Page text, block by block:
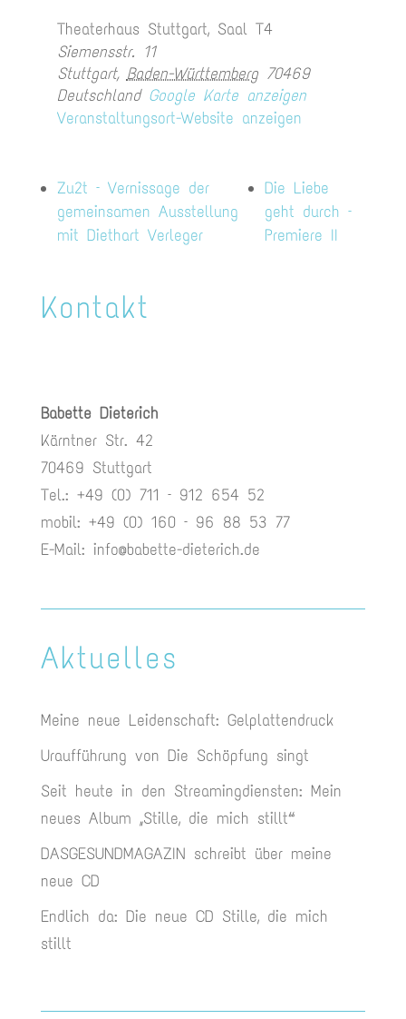
Theaterhaus Stuttgart, Saal T4
Siemensstr. 11
Stuttgart, Baden-Württemberg 70469
Deutschland Google Karte anzeigen
Veranstaltungsort-Website anzeigen
Zu2t – Vernissage der
gemeinsamen Ausstellung
mit Diethart Verleger
Die Liebe
geht durch –
Premiere II
Kontakt
Babette Dieterich
Kärntner Str. 42
70469 Stuttgart
Tel.: +49 (0) 711 – 912 654 52
mobil: +49 (0) 160 – 96 88 53 77
E-Mail: info@babette-dieterich.de
Aktuelles
Meine neue Leidenschaft: Gelplattendruck
Uraufführung von Die Schöpfung singt
Seit heute in den Streamingdiensten: Mein
neues Album „Stille, die mich stillt“
DASGESUNDMAGAZIN schreibt über meine
neue CD
Endlich da: Die neue CD Stille, die mich
stillt